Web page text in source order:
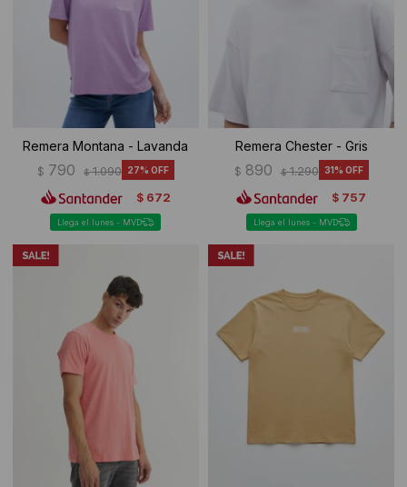
Remera Montana - Lavanda
$ 790 $ 1.090 27
$ 672
Llega el lunes - MVD
Remera Chester - Gris
$ 890 $ 1.290 31
$ 757
Llega el lunes - MVD
Ropa Interior
Canguros
Camperas
Tejidos
Buzos
Shorts de baño
Camisas y blusas
Vestidos
Sherpas